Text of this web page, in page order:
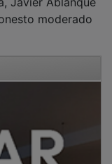
moderado
de
de los
Alguacil y
representantes
entre ellos